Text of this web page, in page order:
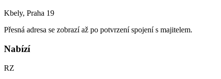
Kbely, Praha 19
Přesná adresa se zobrazí až po potvrzení spojení s majitelem.
Nabízí
RZ